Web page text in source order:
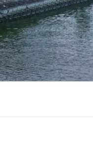
コ
ン
テ
ン
ツ
へ
ス